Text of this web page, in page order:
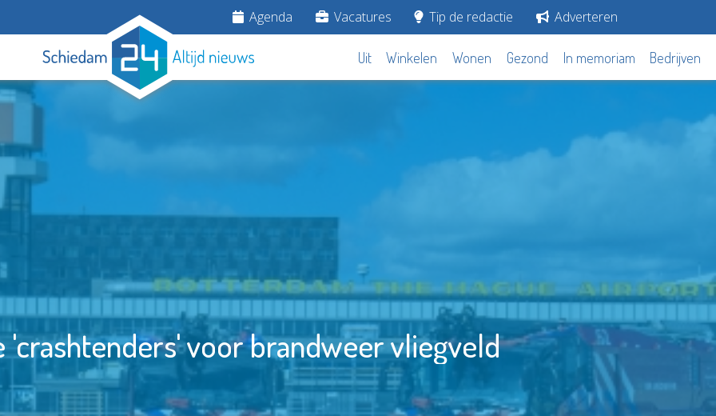
Agenda Vacatures Tip de redactie Adverteren
Uit Winkelen Wonen Gezond In memoriam Bedrijven
'crashtenders' voor brandweer vliegveld